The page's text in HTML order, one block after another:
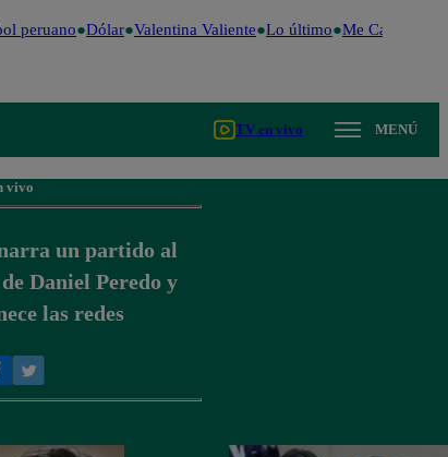
peruano Dólar Valentina Valiente Lo último Me Caigo de
TV en vivo MENÚ
vivo
un partido al
Daniel Peredo y
las redes